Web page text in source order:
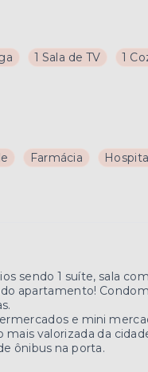
1 Sala de TV 1
Farmácia
sendo 1 suíte, sala
apartamento!
e mini
valorizada da
ônibus na porta.